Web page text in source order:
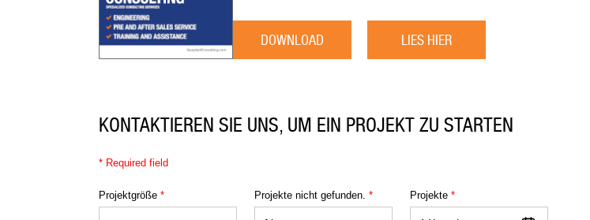
DOWNLOAD LIES HIER
KONTAKTIEREN SIE UNS, UM EIN PROJEKT ZU STARTEN
* Required field
Projektgröße * Projekte nicht gefunden. * Projekte*